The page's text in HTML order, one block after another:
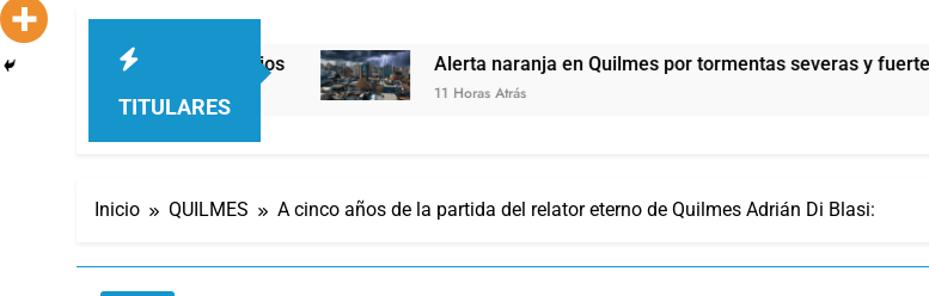
TITULARES
Alerta naranja en Quilmes por tormentas severas y fuertes ráfagas de viento
11 Horas Atrás
Inicio QUILMES A cinco años de la partida del relator eterno de Quilmes Adrián Di Blasi: